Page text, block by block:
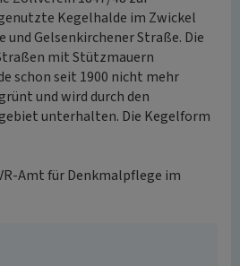
Kegelhalde im Zwickel
Gelsenkirchener Straße. Die
mit Stützmauern
schon seit 1900 nicht mehr
und wird durch den
unterhalten. Die Kegelform
Amt für Denkmalpflege im